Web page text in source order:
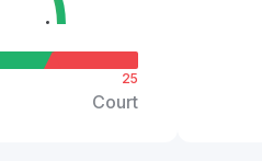
25
Court